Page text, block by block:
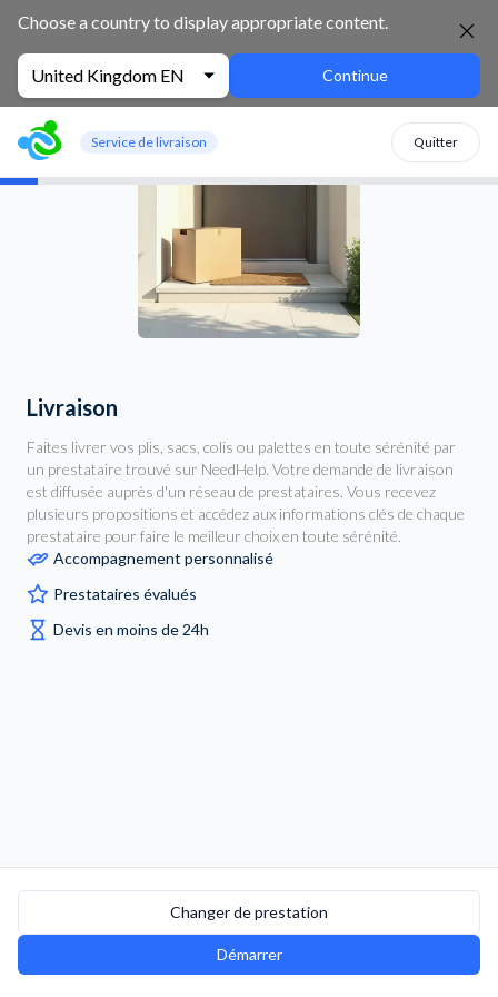
Choose a country to display appropriate content.
United Kingdom EN Continue
Service de livraison Quitter
Livraison
Faites livrer vos plis, sacs, colis ou palettes en toute sérénité par
un prestataire trouvé sur NeedHelp. Votre demande de livraison
est diffusée auprès d'un réseau de prestataires. Vous recevez
plusieurs propositions et accédez aux informations clés de chaque
prestataire pour faire le meilleur choix en toute sérénité.
Accompagnement personnalisé
Prestataires évalués
Devis en moins de 24h
Changer de prestation
Démarrer